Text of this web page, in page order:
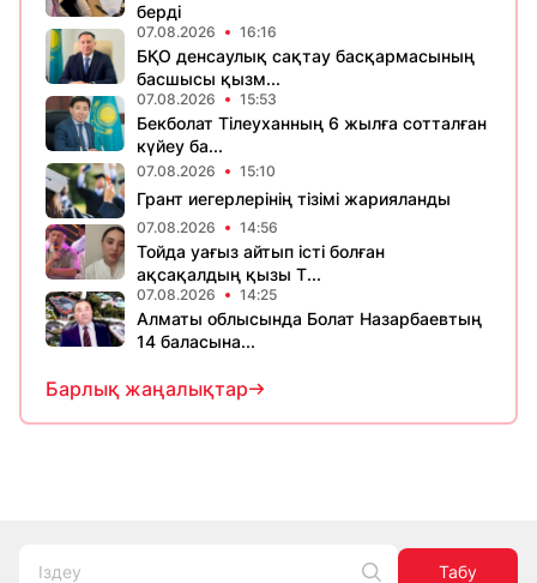
берді
07.08.2026 16:16
БҚО денсаулық сақтау басқармасының
басшысы қызм...
07.08.2026 15:53
Бекболат Тілеуханның 6 жылға сотталған
күйеу ба...
07.08.2026 15:10
Грант иегерлерінің тізімі жарияланды
07.08.2026 14:56
Тойда уағыз айтып істі болған
ақсақалдың қызы Т...
07.08.2026 14:25
Алматы облысында Болат Назарбаевтың
14 баласына...
Барлық жаңалықтар
Табу